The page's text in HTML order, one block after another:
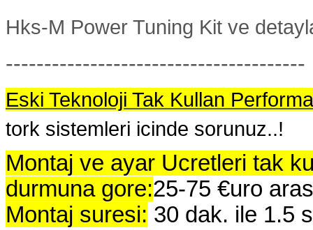
Hks-M Power Tuning Kit ve
---------------------------------------
Eski Teknoloji Tak Kullan
tork sistemleri icinde sorunuz..!
Montaj ve ayar Ucretleri tak
durmuna gore:25-75 €uro
Montaj suresi: 30 dak. ile 1.5